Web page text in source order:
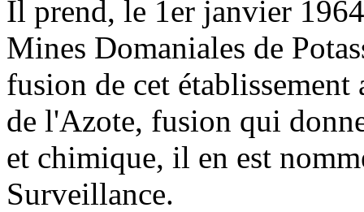
Il prend, le 1er janvier
Mines Domaniales de
fusion de cet
de l'Azote, fusion qui
et chimique, il en est
Surveillance.